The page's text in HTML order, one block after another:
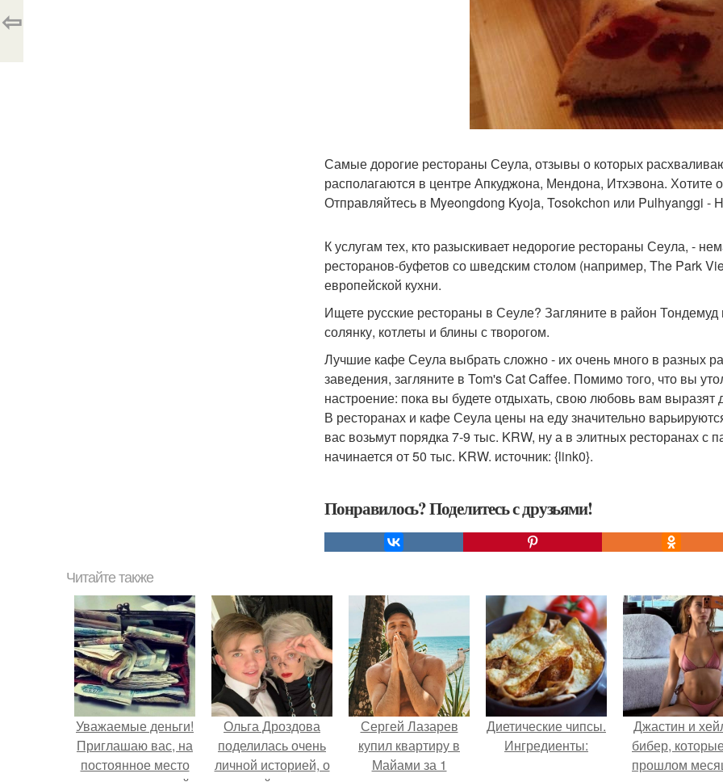
Самые дорогие рестораны Сеула, отзывы о которых
располагаются в центре Апкуджона, Мендона, Итхэвона. Хотите
Отправляйтесь в Myeongdong Kyoja, Tosokchon или Pulhyanggi -
К услугам тех, кто разыскивает недорогие рестораны Сеула, -
ресторанов-буфетов со шведским столом (например, The Park
европейской кухни.
Ищете русские рестораны в Сеуле? Загляните в район
солянку, котлеты и блины с творогом.
Лучшие кафе Сеула выбрать сложно - их очень много в разных
заведения, загляните в Tom's Cat Caffee. Помимо того, что вы
настроение: пока вы будете отдыхать, свою любовь вам выразят
В ресторанах и кафе Сеула цены на еду значительно
вас возьмут порядка 7-9 тыс. KRW, ну а в элитных ресторанах с
начинается от 50 тыс. KRW. источник: {link0}.
Понравилось? Поделитесь с друзьями!
⇦
Читайте также
Уважаемые деньги!
Приглашаю вас, на
постоянное место
Ольга Дроздова
поделилась очень
личной историей, о
Сергей Лазарев
купил квартиру в
Майами за 1
Диетические чипсы.
Ингредиенты:
Джастин и
бибер,
прошлом